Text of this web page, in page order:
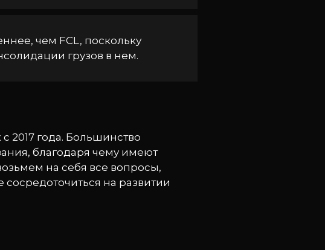
чем FCL, поскольку
грузов в нем.
2017 года. Большинство
благодаря чему имеют
на себя все вопросы,
сосредоточиться на развитии